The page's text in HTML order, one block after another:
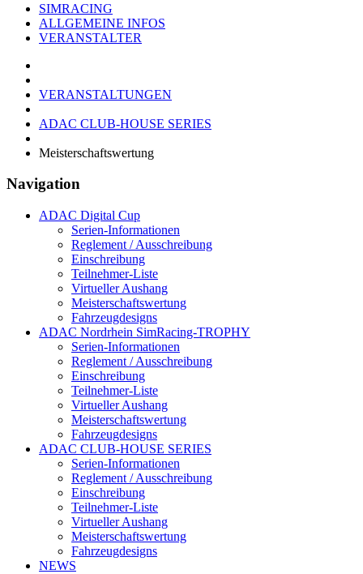
SIMRACING
ALLGEMEINE INFOS
VERANSTALTER
VERANSTALTUNGEN
ADAC CLUB-HOUSE SERIES
Meisterschaftswertung
Navigation
ADAC Digital Cup
Serien-Informationen
Reglement / Ausschreibung
Einschreibung
Teilnehmer-Liste
Virtueller Aushang
Meisterschaftswertung
Fahrzeugdesigns
ADAC Nordrhein SimRacing-TROPHY
Serien-Informationen
Reglement / Ausschreibung
Einschreibung
Teilnehmer-Liste
Virtueller Aushang
Meisterschaftswertung
Fahrzeugdesigns
ADAC CLUB-HOUSE SERIES
Serien-Informationen
Reglement / Ausschreibung
Einschreibung
Teilnehmer-Liste
Virtueller Aushang
Meisterschaftswertung
Fahrzeugdesigns
NEWS